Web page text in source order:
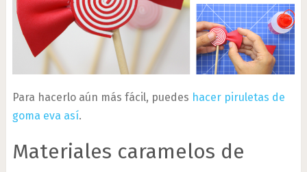
Para hacerlo aún más fácil, puedes hacer piruletas de
goma eva así.
Materiales caramelos de